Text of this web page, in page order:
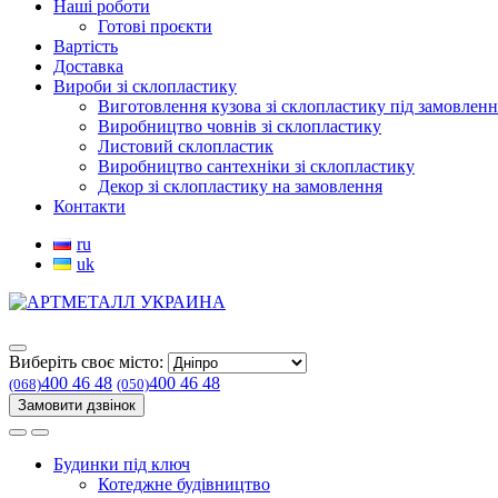
Наші роботи
Готові проєкти
Вартість
Доставка
Вироби зі склопластику
Виготовлення кузова зі склопластику під
Виробництво човнів зі склопластику
Листовий склопластик
Виробництво сантехніки зі склопластику
Декор зі склопластику на замовлення
Контакти
ru
uk
Виберіть своє місто:
(068)400 46 48 (050)400 46 48
Замовити дзвінок
Будинки під ключ
Котеджне будівництво